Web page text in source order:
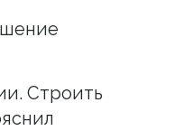
Строить